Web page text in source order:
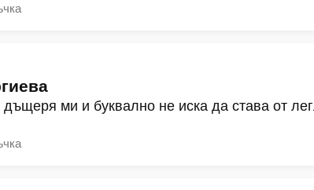
дъщеря ми и буквално не иска да става от